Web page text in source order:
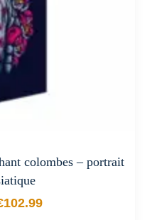
colombes – portrait
102.99
de prix : €62.99 à